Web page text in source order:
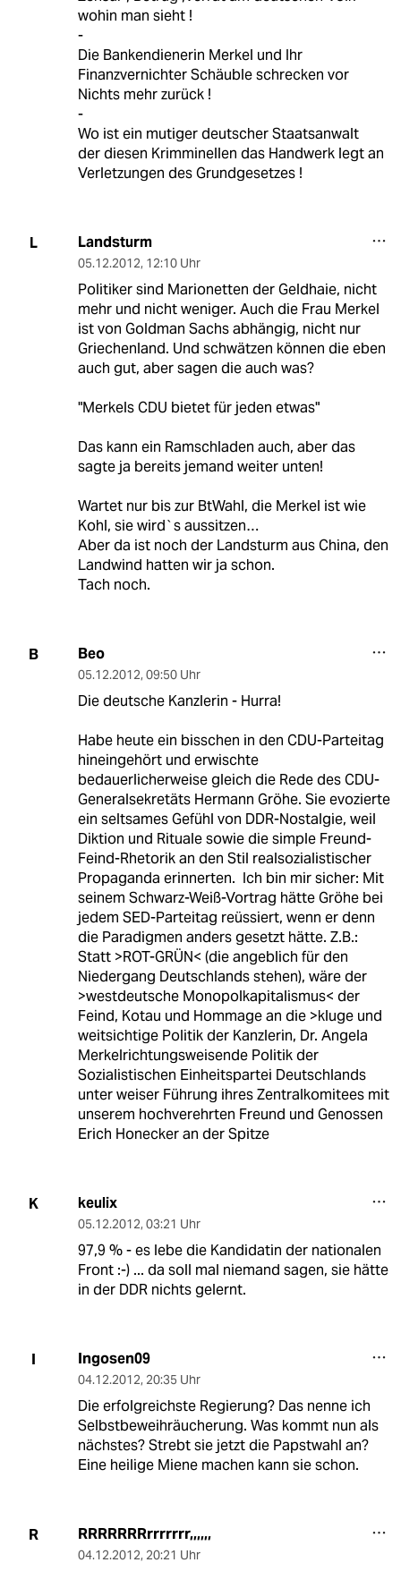
wohin man sieht !
-
Die Bankendienerin Merkel und Ihr
Finanzvernichter Schäuble schrecken vor
Nichts mehr zurück !
-
Wo ist ein mutiger deutscher Staatsanwalt
der diesen Krimminellen das Handwerk legt an
Verletzungen des Grundgesetzes !
L Landsturm
05.12.2012, 12:10 Uhr
Politiker sind Marionetten der Geldhaie, nicht
mehr und nicht weniger. Auch die Frau Merkel
ist von Goldman Sachs abhängig, nicht nur
Griechenland. Und schwätzen können die eben
auch gut, aber sagen die auch was?
"Merkels CDU bietet für jeden etwas"
Das kann ein Ramschladen auch, aber das
sagte ja bereits jemand weiter unten!
Wartet nur bis zur BtWahl, die Merkel ist wie
Kohl, sie wird`s aussitzen…
Aber da ist noch der Landsturm aus China, den
Landwind hatten wir ja schon.
Tach noch.
B Beo
05.12.2012, 09:50 Uhr
Die deutsche Kanzlerin - Hurra!
Habe heute ein bisschen in den CDU-Parteitag
hineingehört und erwischte
bedauerlicherweise gleich die Rede des CDU-
Generalsekretäts Hermann Gröhe. Sie evozierte
ein seltsames Gefühl von DDR-Nostalgie, weil
Diktion und Rituale sowie die simple Freund-
Feind-Rhetorik an den Stil realsozialistischer
Propaganda erinnerten. Ich bin mir sicher: Mit
seinem Schwarz-Weiß-Vortrag hätte Gröhe bei
jedem SED-Parteitag reüssiert, wenn er denn
die Paradigmen anders gesetzt hätte. Z.B.:
Statt >ROT-GRÜN< (die angeblich für den
Niedergang Deutschlands stehen), wäre der
>westdeutsche Monopolkapitalismus< der
Feind, Kotau und Hommage an die >kluge und
weitsichtige Politik der Kanzlerin, Dr. Angela
Merkelrichtungsweisende Politik der
Sozialistischen Einheitspartei Deutschlands
unter weiser Führung ihres Zentralkomitees mit
unserem hochverehrten Freund und Genossen
Erich Honecker an der Spitze
K keulix
05.12.2012, 03:21 Uhr
97,9 % - es lebe die Kandidatin der nationalen
Front :-) ... da soll mal niemand sagen, sie hätte
in der DDR nichts gelernt.
I Ingosen09
04.12.2012, 20:35 Uhr
Die erfolgreichste Regierung? Das nenne ich
Selbstbeweihräucherung. Was kommt nun als
nächstes? Strebt sie jetzt die Papstwahl an?
Eine heilige Miene machen kann sie schon.
R RRRRRRRrrrrrrr,,,,,,
04.12.2012, 20:21 Uhr